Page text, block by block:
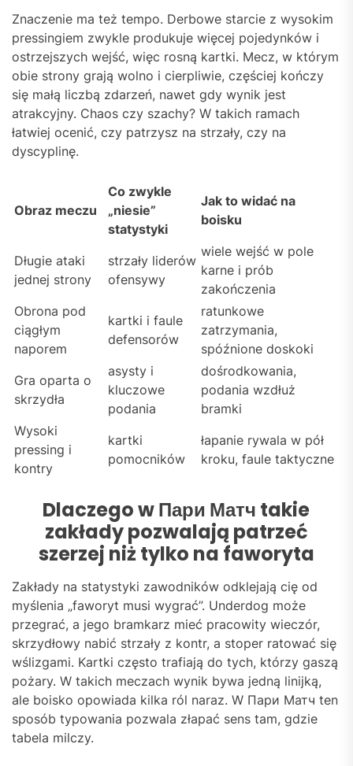
Znaczenie ma też tempo. Derbowe starcie z wysokim
pressingiem zwykle produkuje więcej pojedynków i
ostrzejszych wejść, więc rosną kartki. Mecz, w którym
obie strony grają wolno i cierpliwie, częściej kończy
się małą liczbą zdarzeń, nawet gdy wynik jest
atrakcyjny. Chaos czy szachy? W takich ramach
łatwiej ocenić, czy patrzysz na strzały, czy na
dyscyplinę.
Obraz meczu
Co zwykle
„niesie”
statystyki
Jak to widać na
boisku
Długie ataki
jednej strony
strzały liderów
ofensywy
wiele wejść w pole
karne i prób
zakończenia
Obrona pod
ciągłym
naporem
kartki i faule
defensorów
ratunkowe
zatrzymania,
spóźnione doskoki
Gra oparta o
skrzydła
asysty i
kluczowe
podania
dośrodkowania,
podania wzdłuż
bramki
Wysoki
pressing i
kontry
kartki
pomocników
łapanie rywala w pół
kroku, faule taktyczne
Dlaczego w Пари Матч takie
zakłady pozwalają patrzeć
szerzej niż tylko na faworyta
Zakłady na statystyki zawodników odklejają cię od
myślenia „faworyt musi wygrać”. Underdog może
przegrać, a jego bramkarz mieć pracowity wieczór,
skrzydłowy nabić strzały z kontr, a stoper ratować się
wślizgami. Kartki często trafiają do tych, którzy gaszą
pożary. W takich meczach wynik bywa jedną linijką,
ale boisko opowiada kilka ról naraz. W Пари Матч ten
sposób typowania pozwala złapać sens tam, gdzie
tabela milczy.